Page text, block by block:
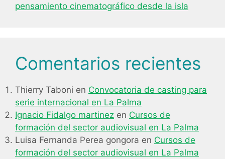
pensamiento cinematográfico desde la isla
Comentarios recientes
Thierry Taboni en Convocatoria de casting para
serie internacional en La Palma
Ignacio Fidalgo martinez en Cursos de
formación del sector audiovisual en La Palma
Luisa Fernanda Perea gongora en Cursos de
formación del sector audiovisual en La Palma